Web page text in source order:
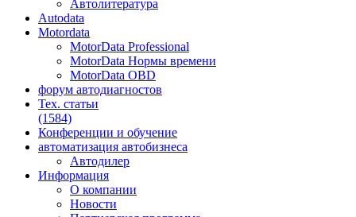
Автолитература
Autodata
Motordata
MotorData Professional
MotorData Нормы времени
MotorData OBD
форум автодиагностов
Тех. статьи
(1584)
Конференции и обучение
автоматизация автобизнеса
Автодилер
Информация
О компании
Новости